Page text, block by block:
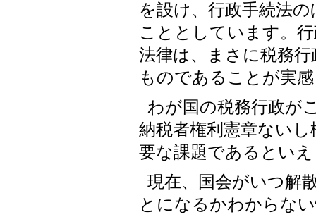
を設け、行政手続法
こととしています。
法律は、まさに税務
ものであることが実
わが国の税務行政が
納税者権利憲章ない
要な課題であるとい
現在、国会がいつ解
とになるかわからな